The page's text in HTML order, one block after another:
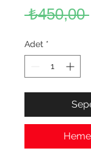
₺450,00
Adet *